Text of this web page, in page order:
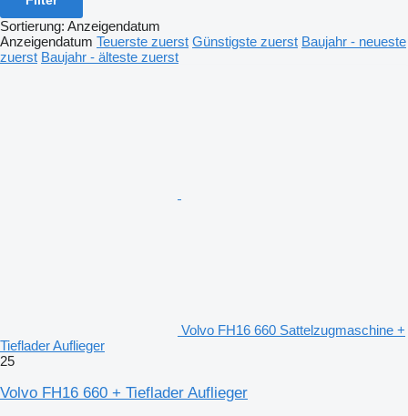
Sortierung: Anzeigendatum
Anzeigendatum Teuerste zuerst Günstigste zuerst Baujahr - neueste
zuerst Baujahr - älteste zuerst
Volvo FH16 660 Sattelzugmaschine +
Tieflader Auflieger
25
Volvo FH16 660 + Tieflader Auflieger